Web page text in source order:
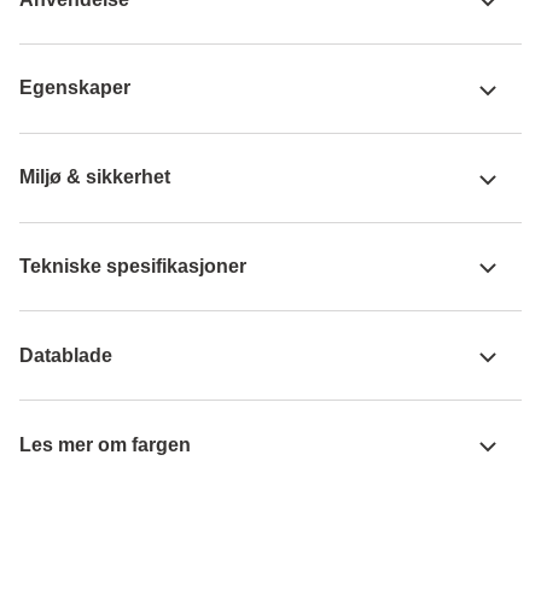
Egenskaper
Miljø & sikkerhet
Tekniske spesifikasjoner
Datablade
Les mer om fargen